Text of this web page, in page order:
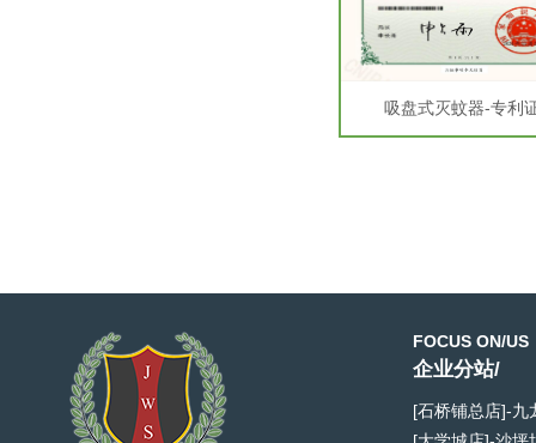
吸盘式灭蚊器-专利
FOCUS ON/US
企业分站/
[石桥铺总店]-九